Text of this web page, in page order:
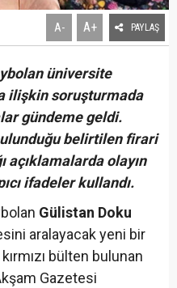
A- A+ PAYLAŞ
üniversite
ilişkin soruşturmada
gündeme geldi.
belirtilen firari
açıklamalarda olayın
ifadeler kullandı.
Gülistan Doku
aralayacak yeni bir
bülten bulunan
Gazetesi